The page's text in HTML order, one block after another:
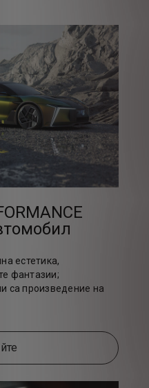
естетика,
фантазии;
са произведение на